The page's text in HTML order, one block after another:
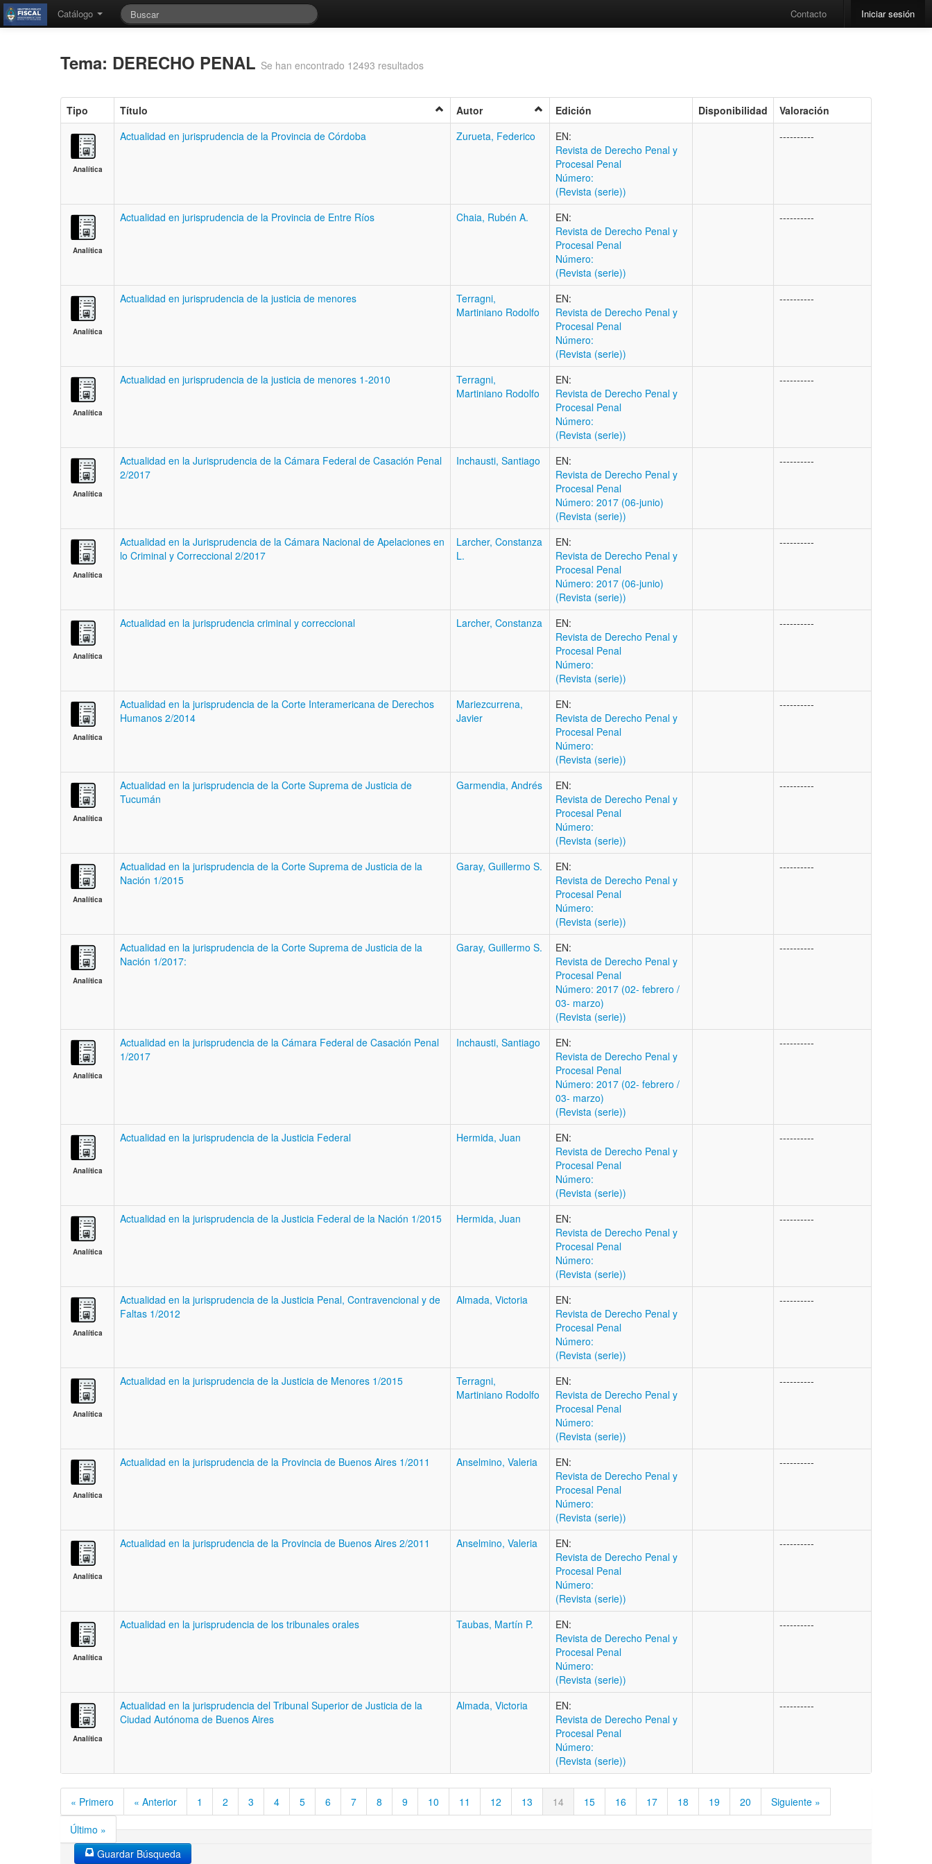
Catálogo Contacto Iniciar sesión
Tema: DERECHO PENAL Se han encontrado 12493 resultados
Tipo Título Autor Edición Disponibilidad Valoración
Analítica
Actualidad en jurisprudencia de la Provincia de Córdoba Zurueta, Federico
EN:
Revista de Derecho Penal y
Procesal Penal
Número:
(Revista (serie))
----------
Analítica
Actualidad en jurisprudencia de la Provincia de Entre Ríos Chaia, Rubén A.
EN:
Revista de Derecho Penal y
Procesal Penal
Número:
(Revista (serie))
----------
Analítica
Actualidad en jurisprudencia de la justicia de menores
Terragni,
Martiniano Rodolfo
EN:
Revista de Derecho Penal y
Procesal Penal
Número:
(Revista (serie))
----------
Analítica
Actualidad en jurisprudencia de la justicia de menores 1-2010
Terragni,
Martiniano Rodolfo
EN:
Revista de Derecho Penal y
Procesal Penal
Número:
(Revista (serie))
----------
Analítica
Actualidad en la Jurisprudencia de la Cámara Federal de Casación Penal
2/2017
Inchausti, Santiago
EN:
Revista de Derecho Penal y
Procesal Penal
Número: 2017 (06-junio)
(Revista (serie))
----------
Analítica
Actualidad en la Jurisprudencia de la Cámara Nacional de Apelaciones en
lo Criminal y Correccional 2/2017
Larcher, Constanza
L.
EN:
Revista de Derecho Penal y
Procesal Penal
Número: 2017 (06-junio)
(Revista (serie))
----------
Analítica
Actualidad en la jurisprudencia criminal y correccional Larcher, Constanza
EN:
Revista de Derecho Penal y
Procesal Penal
Número:
(Revista (serie))
----------
Analítica
Actualidad en la jurisprudencia de la Corte Interamericana de Derechos
Humanos 2/2014
Mariezcurrena,
Javier
EN:
Revista de Derecho Penal y
Procesal Penal
Número:
(Revista (serie))
----------
Analítica
Actualidad en la jurisprudencia de la Corte Suprema de Justicia de
Tucumán
Garmendia, Andrés
EN:
Revista de Derecho Penal y
Procesal Penal
Número:
(Revista (serie))
----------
Analítica
Actualidad en la jurisprudencia de la Corte Suprema de Justicia de la
Nación 1/2015
Garay, Guillermo S.
EN:
Revista de Derecho Penal y
Procesal Penal
Número:
(Revista (serie))
----------
Analítica
Actualidad en la jurisprudencia de la Corte Suprema de Justicia de la
Nación 1/2017:
Garay, Guillermo S.
EN:
Revista de Derecho Penal y
Procesal Penal
Número: 2017 (02- febrero /
03- marzo)
(Revista (serie))
----------
Analítica
Actualidad en la jurisprudencia de la Cámara Federal de Casación Penal
1/2017
Inchausti, Santiago
EN:
Revista de Derecho Penal y
Procesal Penal
Número: 2017 (02- febrero /
03- marzo)
(Revista (serie))
----------
Analítica
Actualidad en la jurisprudencia de la Justicia Federal Hermida, Juan
EN:
Revista de Derecho Penal y
Procesal Penal
Número:
(Revista (serie))
----------
Analítica
Actualidad en la jurisprudencia de la Justicia Federal de la Nación 1/2015 Hermida, Juan
EN:
Revista de Derecho Penal y
Procesal Penal
Número:
(Revista (serie))
----------
Analítica
Actualidad en la jurisprudencia de la Justicia Penal, Contravencional y de
Faltas 1/2012
Almada, Victoria
EN:
Revista de Derecho Penal y
Procesal Penal
Número:
(Revista (serie))
----------
Analítica
Actualidad en la jurisprudencia de la Justicia de Menores 1/2015
Terragni,
Martiniano Rodolfo
EN:
Revista de Derecho Penal y
Procesal Penal
Número:
(Revista (serie))
----------
Analítica
Actualidad en la jurisprudencia de la Provincia de Buenos Aires 1/2011 Anselmino, Valeria
EN:
Revista de Derecho Penal y
Procesal Penal
Número:
(Revista (serie))
----------
Analítica
Actualidad en la jurisprudencia de la Provincia de Buenos Aires 2/2011 Anselmino, Valeria
EN:
Revista de Derecho Penal y
Procesal Penal
Número:
(Revista (serie))
----------
Analítica
Actualidad en la jurisprudencia de los tribunales orales Taubas, Martín P.
EN:
Revista de Derecho Penal y
Procesal Penal
Número:
(Revista (serie))
----------
Analítica
Actualidad en la jurisprudencia del Tribunal Superior de Justicia de la
Ciudad Autónoma de Buenos Aires
Almada, Victoria
EN:
Revista de Derecho Penal y
Procesal Penal
Número:
(Revista (serie))
----------
« Primero « Anterior 1 2 3 4 5 6 7 8 9 10 11 12 13 14 15 16 17 18 19 20
Siguiente »
Último »
Guardar Búsqueda